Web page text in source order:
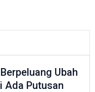
Ubah
Ada Putusan